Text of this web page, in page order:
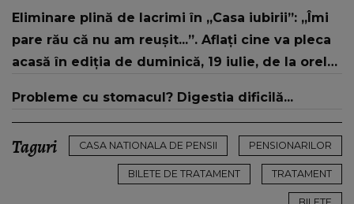
„Tinerețe rebelă”
Eliminare plină de lacrimi în „Casa iubirii”: „Îmi
pare rău că nu am reușit...”. Aflați cine va pleca
acasă în ediția de duminică, 19 iulie, de la orele
Probleme cu stomacul? Digestia dificilă...
Taguri CASA NATIONALA DE PENSII PENSIONARILOR
BILETE DE TRATAMENT TRATAMENT